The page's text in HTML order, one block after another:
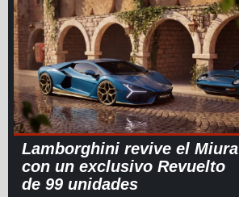
Lamborghini revive el Miura
con un exclusivo Revuelto
de 99 unidades